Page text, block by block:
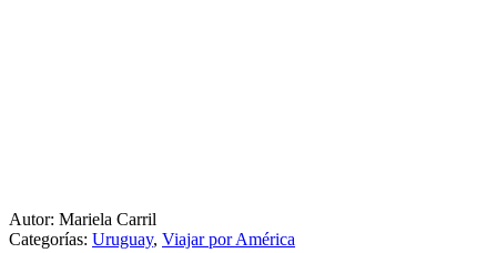
Autor: Mariela Carril
Categorías: Uruguay, Viajar por América